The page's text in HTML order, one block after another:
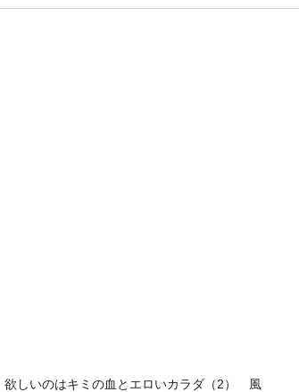
欲しいのはキミの血とエロいカラダ（2） 風